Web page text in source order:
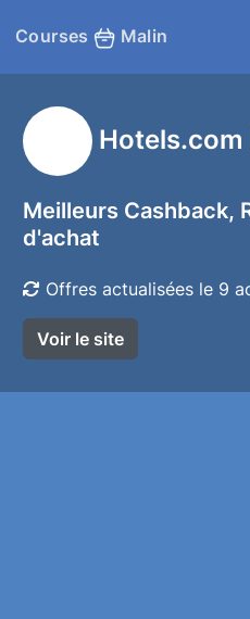
Courses Malin
Meilleurs Cashback,
d'achat
Offres actualisées le 9
Voir le site